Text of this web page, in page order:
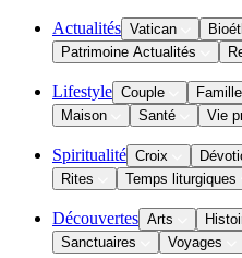
Actualités Vatican
Patrimoine Actualités
Lifestyle Couple Famille
Maison
Santé Vie
Spiritualité Croix
Rites
Temps liturgiques
Découvertes Arts
Sanctuaires
Voyages